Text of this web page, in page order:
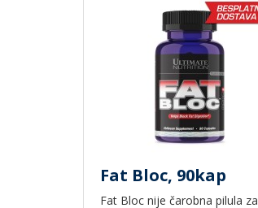
Fat Bloc, 90kap
Fat Bloc nije čarobna pilula za